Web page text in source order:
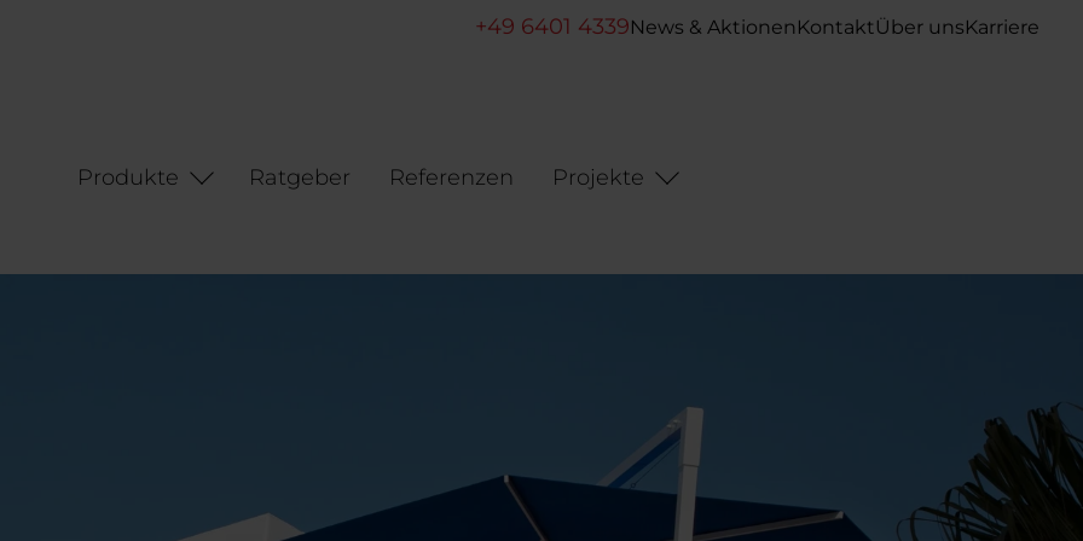
+49 6401 4339News & Aktionen KontaktÜber unsKarriere
Produkte
Ratgeber Referenzen Projekte